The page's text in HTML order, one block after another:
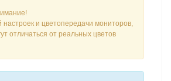
настроек и цветопередачи мониторов,
отличаться от реальных цветов